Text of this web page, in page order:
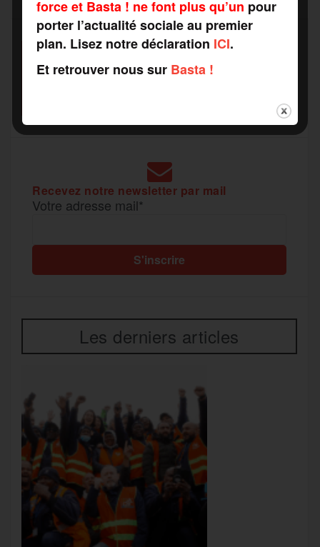
o
o
e
r
g
a
g
e
RAPPORTS DE FORCE
Recevez notre newsletter par mail
Votre adresse mail*
Les derniers articles
force et Basta ! ne font plus qu’un pour
porter l’actualité sociale au premier
plan. Lisez notre déclaration ICI.
Et retrouver nous sur Basta !